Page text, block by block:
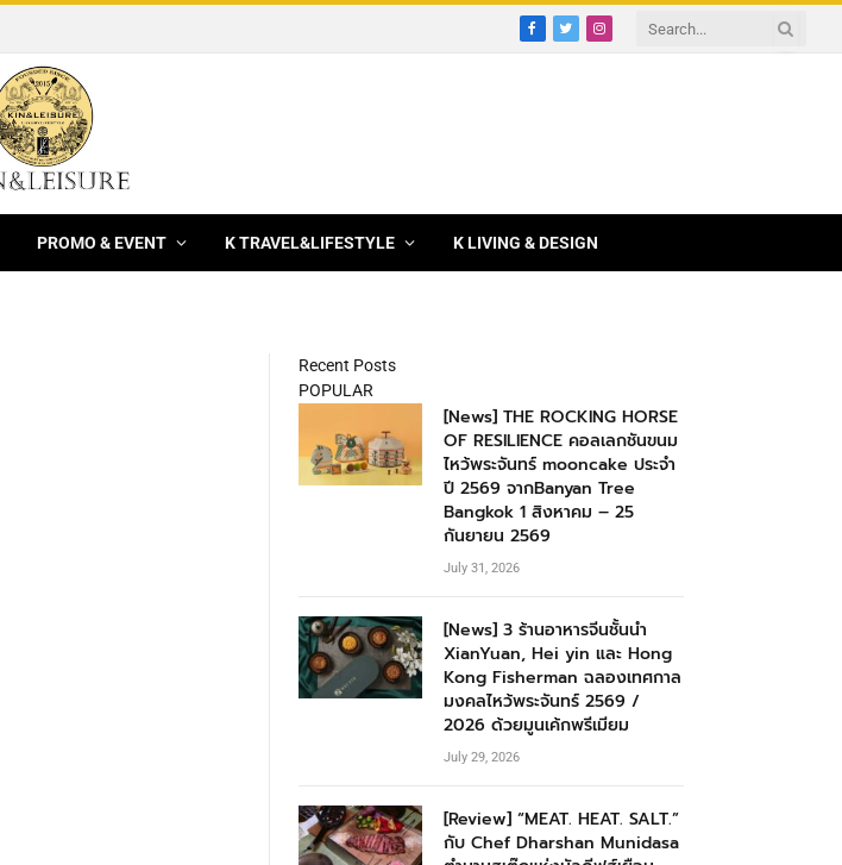
Facebook
TwitterInstagram
PROMO & EVENT K TRAVEL&LIFESTYLE K LIVING & DESIGN
Recent Posts
POPULAR
[News] THE ROCKING HORSE
OF RESILIENCE คอลเลกชันขนม
ไหว้พระจันทร์ mooncake ประจำ
ปี 2569 จากBanyan Tree
Bangkok 1 สิงหาคม – 25
กันยายน 2569
July 31, 2026
[News] 3 ร้านอาหารจีนชั้นนำ
XianYuan, Hei yin และ Hong
Kong Fisherman ฉลองเทศกาล
มงคลไหว้พระจันทร์ 2569 /
2026 ด้วยมูนเค้กพรีเมียม
July 29, 2026
[Review] “MEAT. HEAT. SALT.”
กับ Chef Dharshan Munidasa